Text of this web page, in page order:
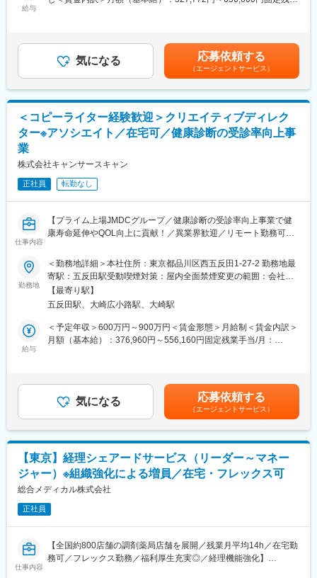
〇開発効率化
・GitHub Copilot によるリアルタイムなコード補完・自動生成、
開発支援
・Devin , Claude といった自律的開発支援
・MCP による開発ワークフローの自動化・効率化 など
変更の範囲：会社の定める業務
＜お任せしたい業務例＞
・担当サービスの新機能企画、仕様策定
・AWS、Dockerを用いたインフラ構築
・Vue.jsを用いたフロントエンド開発
ビジネス課題の発見から解決策の検討、システム開発、導入、効
AI活用前提でゼロベースで業務を再構築し、人間がやるべき価値
下の生成AIを含む技術への積極的な投資を行っています。
◯ツール
Devin / Dify / Gemini / GitHub Copilot / MCP / v0 / Vertex AI / 強化
学習 等
〇開発効率化
・GitHub Copilot によるリアルタイムなコード補完・自動生成、
開発支援
・言語：Ruby , JavaScript , Kotlin , Python
・フレームワーク: Ruby on Rails , Spring Boot
・ミドルウェア: PostgreSQL , Redis , Elasticsearch , Docker
・クラウド：AWS
変更の範囲：会社の定める業務
給与
給与補足＞※年収はスキル・評価に応じて決定いたします。■昇
給：年2回■評価：年2回■賞与：年2回（6月、12月）※評価対象期
間の実績などを総合的に鑑みる※ベースは1ヶ月分給与賃金はあく
までも目安の金額であり、選考を通じて上下する可能性がありま
す。月給(月額)は固定手当を含めた表記です。
気になる 応募依頼する
（エージェントサービス）
＜コピーライター経験歓迎＞クリエイティブディレク
ター※アソシエイト／在宅可／健康診断の受診率向上事
業
株式会社キャンサースキャン
正社員 転勤なし
仕事内容
【プライム上場JMDCグループ／健康診断の受診率向上事業で健
康寿命延伸やQOL向上に貢献！／異業界歓迎／リモート勤務可／
／チームプレイ重視の環境】
■採用背景
当社はデータとマーケティングを活用し、健康寿命の延伸に貢献
する「予防医療サービス」を自治体向けに展開しています。主力
事業については全国の約半分の自治体・国民健康保険の被保険者
の方々に対して弊社のサービスを提供し得る規模となるまで成長
しております。
クリエイティブの一員として新たなコミュニケーション手法の開
発と実装をブーストさせ、少数精鋭の開発部門チームをリード
し、今後のクリエイティブ部門強化に取り組んで頂ける方を募集
社内デザイナーや外部コラボレーション先へのディレクション
と、ブリーフから最終的なアウトプットまで、クリエイティブの
成果物を牽引していただきます。
・自治体向けコミュニケーションの企画・開発（キーコピーやキ
ービジュアル、撮影ディレクション、社外プロジェクトマネジメ
ント）
・サービスサイト、LP、各種バナーなどのWebプロモーションの
企画・開発
・社内外制作業務における進行管理、社内外の協業先との各種コ
ミュニケーション
勤務地
＜勤務地詳細＞本社住所：東京都品川区西五反田1-27-2 勤務地最
寄駅：五反田駅受動喫煙対策：屋内全面禁煙変更の範囲：会社の
定める事業所（リモートワーク含む）
【最寄り駅】
五反田駅、大崎広小路駅、大崎駅
給与
＜予定年収＞600万円～900万円＜賃金形態＞月給制＜賃金内訳＞
月額（基本給）：376,960円～556,160円固定残業手当/月：
詳細は、経験を考慮し、同社規定に照らし合わせた上で決定しま
す。■昇給：年1回■賞与あり賃金はあくまでも目安の金額であ
り、選考を通じて上下する可能性があります。月給(月額)は固定手
当を含めた表記です。
気になる 応募依頼する
（エージェントサービス）
【東京】経理シェアードサービス（リーダー～マネー
ジャー）※組織強化による増員／在宅・フレックス可
総合メディカル株式会社
正社員
仕事内容
【全国約800店舗の調剤薬局店舗を展開／残業月平均14h／在宅勤
務可／フレックス勤務／福利厚生充実◎／経理機能強化】